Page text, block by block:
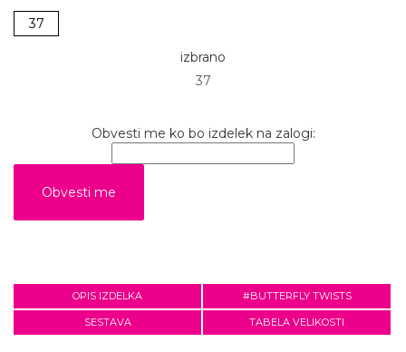
37
izbrano
37
Obvesti me ko bo izdelek na zalogi:
OPIS IZDELKA #BUTTERFLY TWISTS
SESTAVA TABELA VELIKOSTI